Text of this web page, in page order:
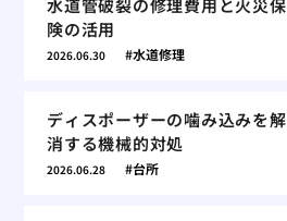
水道管破裂の修理費用と火災保
険の活用
2026.06.30 水道修理
ディスポーザーの噛み込みを解
消する機械的対処
2026.06.28 台所